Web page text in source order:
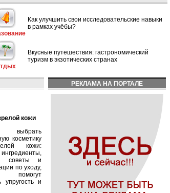
Как улучшить свои исследовательские навыки
в рамках учёбы?
Вкусные путешествия: гастрономический
туризм в экзотических странах
кожи
косметику
кожи:
советы и
по уходу,
помогут
упругость и
РЕКЛАМА НА ПОРТАЛЕ